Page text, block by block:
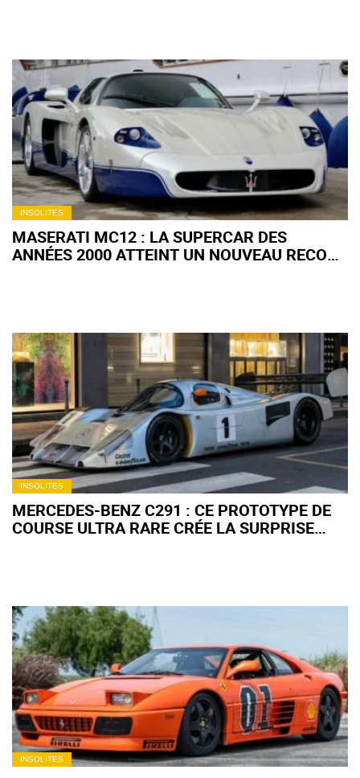
INSOLITES
MASERATI MC12 : LA SUPERCAR DES
ANNÉES 2000 ATTEINT UN NOUVEAU RECORD
INSOLITES
MERCEDES-BENZ C291 : CE PROTOTYPE DE
COURSE ULTRA RARE CRÉE LA SURPRISE
INSOLITES